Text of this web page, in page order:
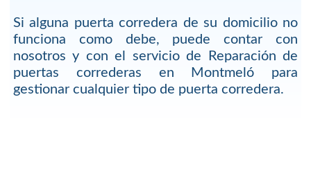
Si alguna puerta corredera de su domicilio no
funciona como debe, puede contar con
nosotros y con el servicio de Reparación de
puertas correderas en Montmeló para
gestionar cualquier tipo de puerta corredera.